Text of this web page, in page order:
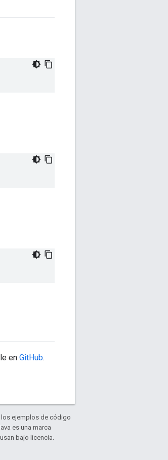
en GitHub.
los ejemplos de código
es una marca
bajo licencia.